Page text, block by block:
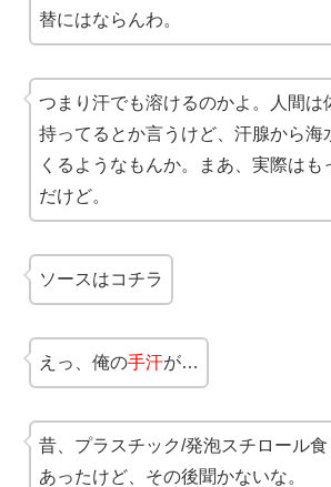
替にはならんわ。
つまり汗でも溶けるのかよ。人間は
持ってるとか言うけど、汗腺から海
くるようなもんか。まあ、実際はも
だけど。
ソースはコチラ
えっ、俺の手汗が…
昔、プラスチック/発泡スチロール
あったけど、その後聞かないな。